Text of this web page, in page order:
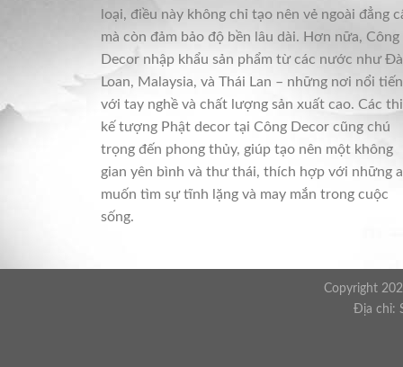
loại, điều này không chỉ tạo nên vẻ ngoài đẳng
mà còn đảm bảo độ bền lâu dài. Hơn nữa, Công
Decor nhập khẩu sản phẩm từ các nước như
Loan, Malaysia, và Thái Lan – những nơi nổi
với tay nghề và chất lượng sản xuất cao. Các
kế tượng Phật decor tại Công Decor cũng chú
trọng đến phong thủy, giúp tạo nên một không
gian yên bình và thư thái, thích hợp với những
muốn tìm sự tĩnh lặng và may mắn trong cuộc
sống.
Copyright
Địa chỉ: